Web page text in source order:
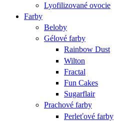
Lyofilizované ovocie
Farby
Beloby
Gélové farby
Rainbow Dust
Wilton
Fractal
Fun Cakes
Sugarflair
Prachové farby
Perleťové farby